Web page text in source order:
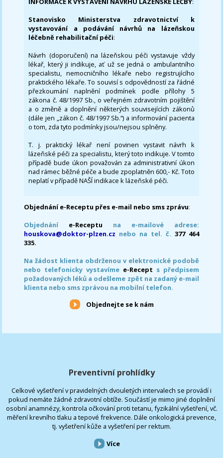
Stanovisko Ministerstva zdravotnictví k
vystavování a podávání návrhů na lázeňskou
léčebně rehabilitační péči:
Návrh (doporučení) na lázeňskou péči vystavuje vždy
lékař, který ji indikuje, ať už se jedná o ambulantního
specialistu, nemocničního lékaře nebo registrujícího
praktického lékaře. To souvisí s odpovědností za řádné
přezkoumání naplnění podmínek podle přílohy 5
zákona č. 48/1997 Sb., o veřejném zdravotním pojištění
a o změně a doplnění některých souvisejících zákonů
(dále jen „zákon č. 48/1997 Sb.“) a informování pacienta
o tom, zda tyto podmínky jsou/nejsou splněny.
T. j. praktický lékař není povinen vystavit návrh k
lázeňské péči za specialistu, který toto indikuje. V tomto
případě bude úkon považován za administrativní úkon
nad rámec běžné péče a bude zpoplatněn 600,- Kč. Toto
neplatí v případě NAŠÍ indikace k lázeňské péči.
Objednání e-Receptu přes e-mail nebo sms zprávu:
Objednání e-Receptu na e-mailové adrese:
houskova@doktor-plzen.cz nebo na tel. č. 377 464
335.
Na žádost klienta obdrženou v elektronické podobě
nebo telefonicky vystavíme e-Recept s předpisem
požadovaných léků a odešleme zpět na zadaný e-mail
klienta nebo sms zprávou na mobilní telefon.
Objednejte se k nám
Preventivní prohlídky
Celkové vyšetření v pravidelných dvouletých intervalech se provádí i
pokud nemáte žádné zdravotní obtíže. Součástí je mimo jiné doplnění
osobní anamnézy, kontrola očkování proti tetanu, fyzikální vyšetření, vč.
měření krevního tlaku a tepové frekvence. Dále onkologická prevence,
tj. vyšetření kůže a vyšetření per rektum.
Více